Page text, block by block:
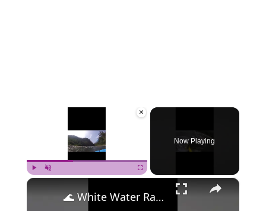
×
Now Playing
×
🌊 White Water Rafting Day Trip from San José — Costa Rica's Best Adventure 🇨🇷